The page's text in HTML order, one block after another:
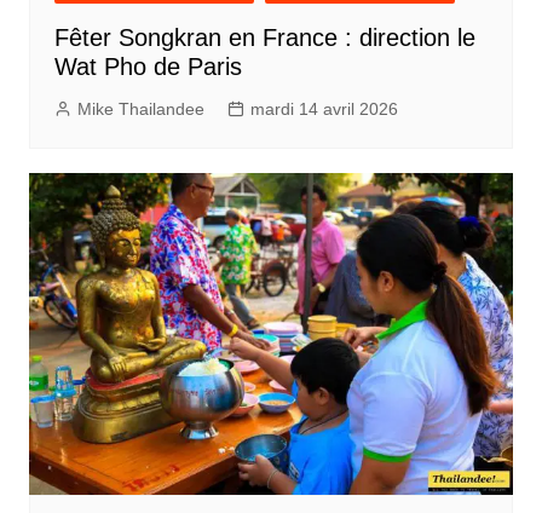
Fêter Songkran en France : direction le
Wat Pho de Paris
Mike Thailandee mardi 14 avril 2026